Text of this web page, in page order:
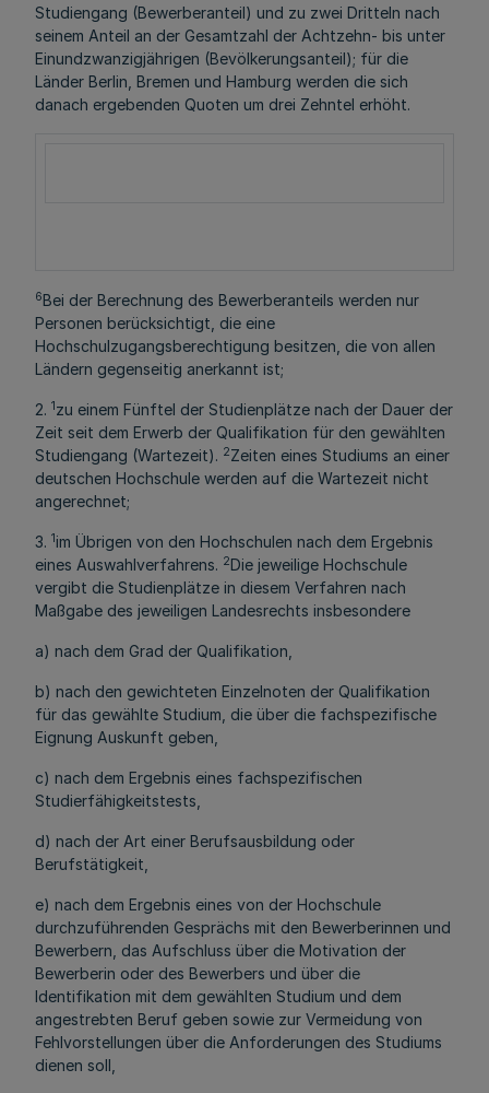
Studiengang (Bewerberanteil) und zu zwei Dritteln nach
seinem Anteil an der Gesamtzahl der Achtzehn- bis unter
Einundzwanzigjährigen (Bevölkerungsanteil); für die
Länder Berlin, Bremen und Hamburg werden die sich
danach ergebenden Quoten um drei Zehntel erhöht.
6Bei der Berechnung des Bewerberanteils werden nur
Personen berücksichtigt, die eine
Hochschulzugangsberechtigung besitzen, die von allen
Ländern gegenseitig anerkannt ist;
2. 1zu einem Fünftel der Studienplätze nach der Dauer der
Zeit seit dem Erwerb der Qualifikation für den gewählten
Studiengang (Wartezeit). 2Zeiten eines Studiums an einer
deutschen Hochschule werden auf die Wartezeit nicht
angerechnet;
3. 1im Übrigen von den Hochschulen nach dem Ergebnis
eines Auswahlverfahrens. 2Die jeweilige Hochschule
vergibt die Studienplätze in diesem Verfahren nach
Maßgabe des jeweiligen Landesrechts insbesondere
a) nach dem Grad der Qualifikation,
b) nach den gewichteten Einzelnoten der Qualifikation
für das gewählte Studium, die über die fachspezifische
Eignung Auskunft geben,
c) nach dem Ergebnis eines fachspezifischen
Studierfähigkeitstests,
d) nach der Art einer Berufsausbildung oder
Berufstätigkeit,
e) nach dem Ergebnis eines von der Hochschule
durchzuführenden Gesprächs mit den Bewerberinnen und
Bewerbern, das Aufschluss über die Motivation der
Bewerberin oder des Bewerbers und über die
Identifikation mit dem gewählten Studium und dem
angestrebten Beruf geben sowie zur Vermeidung von
Fehlvorstellungen über die Anforderungen des Studiums
dienen soll,